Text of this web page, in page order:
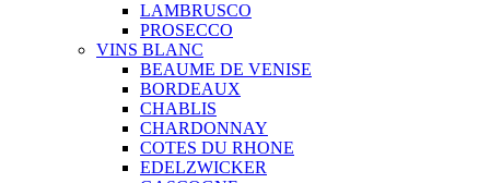
LAMBRUSCO
PROSECCO
VINS BLANC
BEAUME DE VENISE
BORDEAUX
CHABLIS
CHARDONNAY
COTES DU RHONE
EDELZWICKER